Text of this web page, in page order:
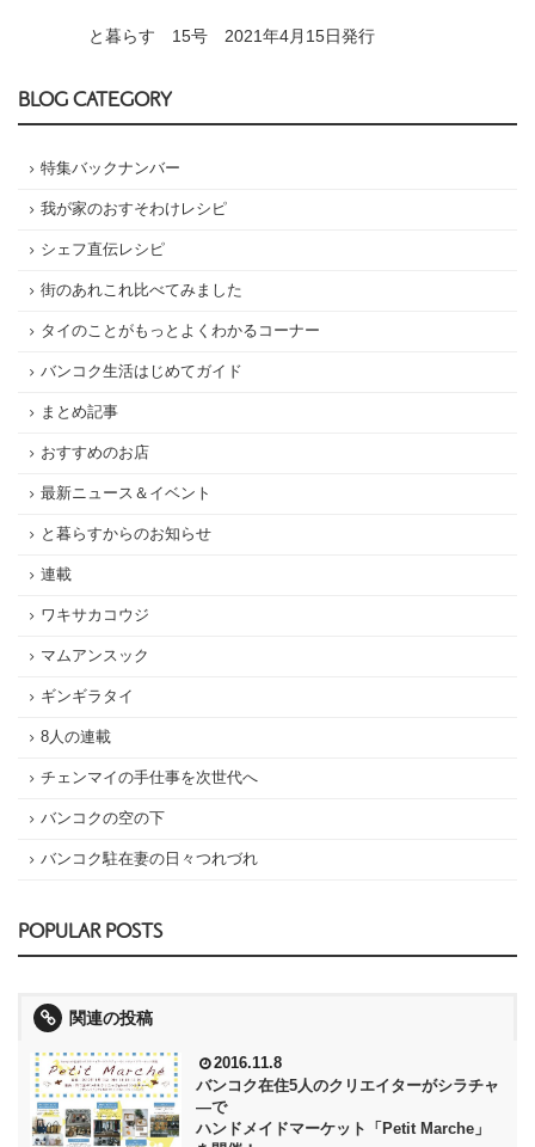
と暮らす 15号 2021年4月15日発行
BLOG CATEGORY
特集バックナンバー
我が家のおすそわけレシピ
シェフ直伝レシピ
街のあれこれ比べてみました
タイのことがもっとよくわかるコーナー
バンコク生活はじめてガイド
まとめ記事
おすすめのお店
最新ニュース＆イベント
と暮らすからのお知らせ
連載
ワキサカコウジ
マムアンスック
ギンギラタイ
8人の連載
チェンマイの手仕事を次世代へ
バンコクの空の下
バンコク駐在妻の日々つれづれ
POPULAR POSTS
関連の投稿
2016.11.8
バンコク在住5人のクリエイターがシラチャ
―で
ハンドメイドマーケット「Petit Marche」